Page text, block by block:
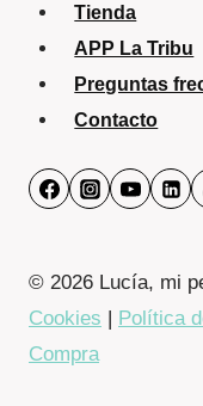
Tienda
APP La Tribu
Preguntas
Contacto
© 2026 Lucía, mi
Cookies
Política
Compra